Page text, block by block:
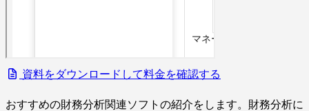
資料をダウンロードして料金を確認する
おすすめの財務分析関連ソフトの紹介をします。財務分析に